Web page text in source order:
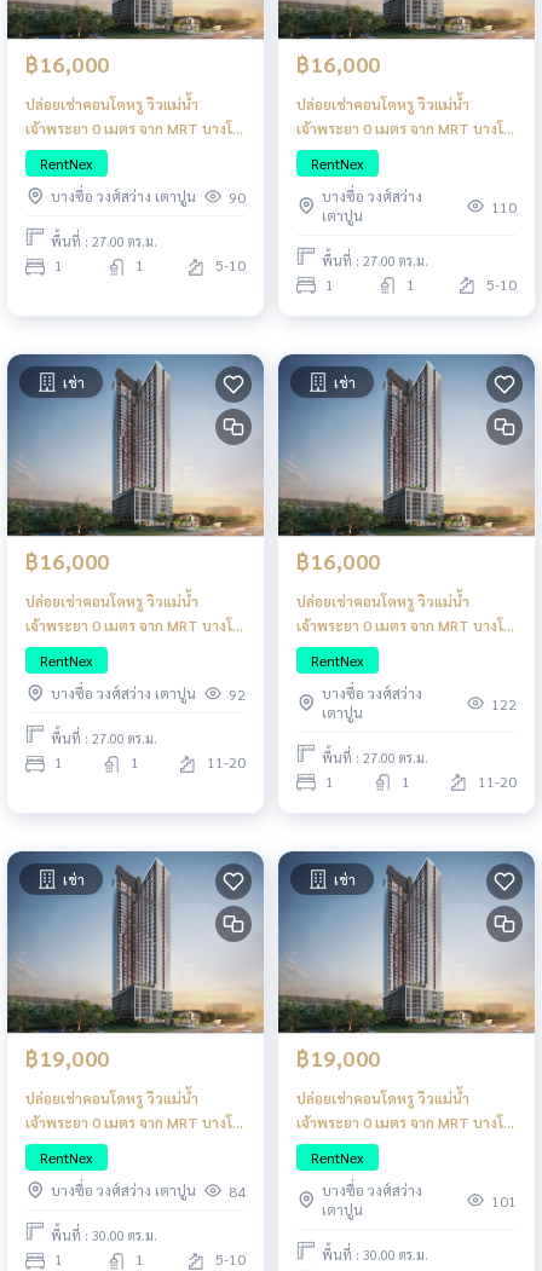
฿16,000
ปล่อยเช่าคอนโดหรู วิวแม่น้ำ
เจ้าพระยา 0 เมตร จาก MRT บางโพ
แต่งครบสไตล์ญี่ปุ่น
RentNex
บางซื่อ วงศ์สว่าง เตาปูน
90
พื้นที่ : 27.00 ตร.ม.
1 1 5-10
฿16,000
ปล่อยเช่าคอนโดหรู วิวแม่น้ำ
เจ้าพระยา 0 เมตร จาก MRT บางโพ
แต่งครบสไตล์ญี่ปุ่น
RentNex
บางซื่อ วงศ์สว่าง
เตาปูน
110
พื้นที่ : 27.00 ตร.ม.
1 1 5-10
เช่า
฿16,000
ปล่อยเช่าคอนโดหรู วิวแม่น้ำ
เจ้าพระยา 0 เมตร จาก MRT บางโพ
แต่งครบสไตล์ญี่ปุ่น
RentNex
บางซื่อ วงศ์สว่าง เตาปูน
92
พื้นที่ : 27.00 ตร.ม.
1 1 11-20
เช่า
฿16,000
ปล่อยเช่าคอนโดหรู วิวแม่น้ำ
เจ้าพระยา 0 เมตร จาก MRT บางโพ
แต่งครบสไตล์ญี่ปุ่น
RentNex
บางซื่อ วงศ์สว่าง
เตาปูน
122
พื้นที่ : 27.00 ตร.ม.
1 1 11-20
เช่า
฿19,000
ปล่อยเช่าคอนโดหรู วิวแม่น้ำ
เจ้าพระยา 0 เมตร จาก MRT บางโพ
แต่งครบสไตล์ญี่ปุ่น
RentNex
บางซื่อ วงศ์สว่าง เตาปูน
84
พื้นที่ : 30.00 ตร.ม.
1 1 5-10
เช่า
฿19,000
ปล่อยเช่าคอนโดหรู วิวแม่น้ำ
เจ้าพระยา 0 เมตร จาก MRT บางโพ
แต่งครบสไตล์ญี่ปุ่น
RentNex
บางซื่อ วงศ์สว่าง
เตาปูน
101
พื้นที่ : 30.00 ตร.ม.